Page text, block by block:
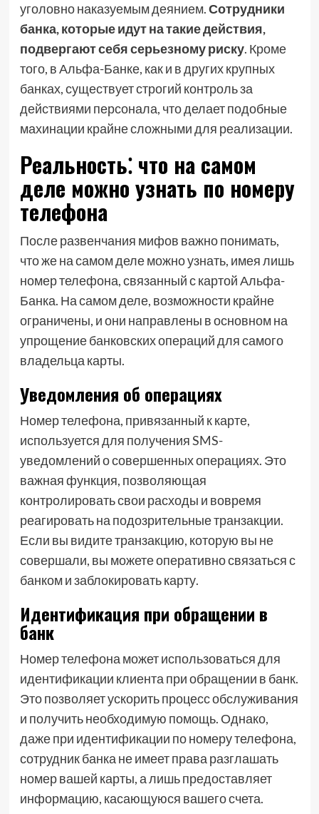
уголовно наказуемым деянием.Сотрудники
банка, которые идут на такие действия,
подвергают себя серьезному риску. Кроме
того, в Альфа-Банке, как и в других крупных
банках, существует строгий контроль за
действиями персонала, что делает подобные
махинации крайне сложными для реализации.
Реальность⁚ что на самом
деле можно узнать по номеру
телефона
После развенчания мифов важно понимать,
что же на самом деле можно узнать, имея лишь
номер телефона, связанный с картой Альфа-
Банка. На самом деле, возможности крайне
ограничены, и они направлены в основном на
упрощение банковских операций для самого
владельца карты.
Уведомления об операциях
Номер телефона, привязанный к карте,
используется для получения SMS-
уведомлений о совершенных операциях. Это
важная функция, позволяющая
контролировать свои расходы и вовремя
реагировать на подозрительные транзакции.
Если вы видите транзакцию, которую вы не
совершали, вы можете оперативно связаться с
банком и заблокировать карту.
Идентификация при обращении в
банк
Номер телефона может использоваться для
идентификации клиента при обращении в банк.
Это позволяет ускорить процесс обслуживания
и получить необходимую помощь. Однако,
даже при идентификации по номеру телефона,
сотрудник банка не имеет права разглашать
номер вашей карты, а лишь предоставляет
информацию, касающуюся вашего счета.